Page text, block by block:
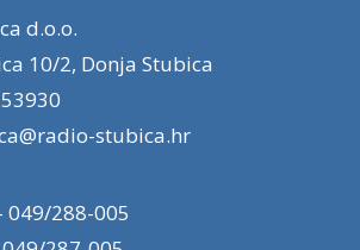
d.o.o.
10/2, Donja Stubica
stubica.hr
049/288-005